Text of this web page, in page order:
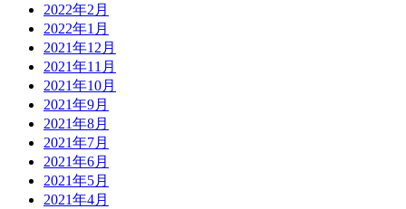
2022年2月
2022年1月
2021年12月
2021年11月
2021年10月
2021年9月
2021年8月
2021年7月
2021年6月
2021年5月
2021年4月